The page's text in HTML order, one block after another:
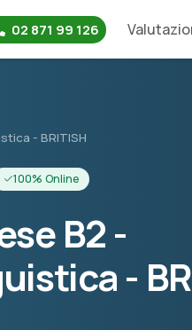
02 871 99 126
- BRITISH
100% Online
B2 -
-